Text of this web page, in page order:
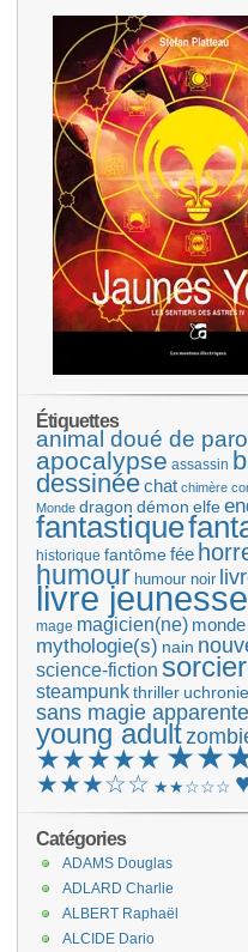
Étiquettes
animal doué de
apocalypse assassin
dessinéechat chimère
Monde dragon démon elfe
fantastique
historique fantômefée
humour humour noir
livre jeunesse
mage magicien(ne)
mythologie(s) nain
science-fiction
steampunkthriller uchronie
sans magie apparente
young adult
★★★★★
★★★☆☆ ★★☆☆☆
Catégories
ADAMS Douglas
ADLARD Charlie
ALBERT Raphaël
ALCIDE Dario